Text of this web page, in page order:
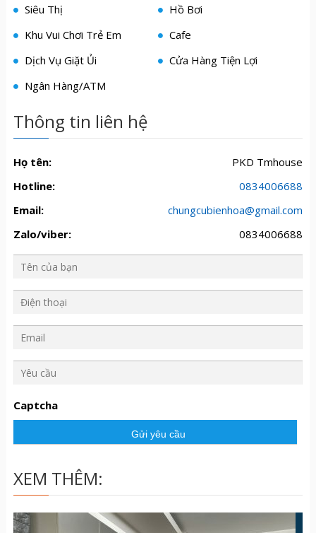
Siêu Thị
Hồ Bơi
Khu Vui Chơi Trẻ Em
Cafe
Dịch Vụ Giặt Ủi
Cửa Hàng Tiện Lợi
Ngân Hàng/ATM
Thông tin liên hệ
Họ tên:
PKD Tmhouse
Hotline:
0834006688
Email:
chungcubienhoa@gmail.com
Zalo/viber:
0834006688
c
ầ
Captcha
XEM THÊM: